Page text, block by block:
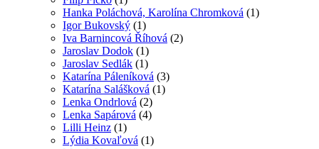
Hanka Poláchová, Karolína Chromková (1)
Igor Bukovský (1)
Iva Barnincová Říhová (2)
Jaroslav Dodok (1)
Jaroslav Sedlák (1)
Katarína Páleníková (3)
Katarína Salášková (1)
Lenka Ondrlová (2)
Lenka Sapárová (4)
Lilli Heinz (1)
Lýdia Kovaľová (1)